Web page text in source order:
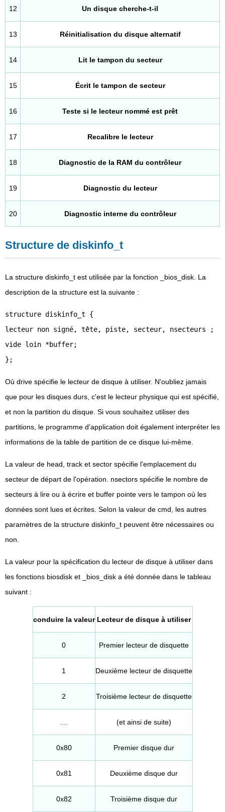
12 Un disque cherche-t-il
13 Réinitialisation du disque alternatif
14 Lit le tampon du secteur
15 Écrit le tampon de secteur
16 Teste si le lecteur nommé est prêt
17 Recalibre le lecteur
18 Diagnostic de la RAM du contrôleur
19 Diagnostic du lecteur
20 Diagnostic interne du contrôleur
Structure de diskinfo_t
La structure diskinfo_t est utilisée par la fonction _bios_disk. La
description de la structure est la suivante :
structure diskinfo_t {
lecteur non signé, tête, piste, secteur, nsecteurs ;
vide loin *buffer;
};
Où drive spécifie le lecteur de disque à utiliser. N'oubliez jamais
que pour les disques durs, c'est le lecteur physique qui est spécifié,
et non la partition du disque. Si vous souhaitez utiliser des
partitions, le programme d'application doit également interpréter les
informations de la table de partition de ce disque lui-même.
La valeur de head, track et sector spécifie l'emplacement du
secteur de départ de l'opération. nsectors spécifie le nombre de
secteurs à lire ou à écrire et buffer pointe vers le tampon où les
données sont lues et écrites. Selon la valeur de cmd, les autres
paramètres de la structure diskinfo_t peuvent être nécessaires ou
non.
La valeur pour la spécification du lecteur de disque à utiliser dans
les fonctions biosdisk et _bios_disk a été donnée dans le tableau
suivant :
conduire la valeur Lecteur de disque à utiliser
0 Premier lecteur de disquette
1 Deuxième lecteur de disquette
2 Troisième lecteur de disquette
(et ainsi de suite)
0x80 Premier disque dur
0x81 Deuxième disque dur
0x82 Troisième disque dur